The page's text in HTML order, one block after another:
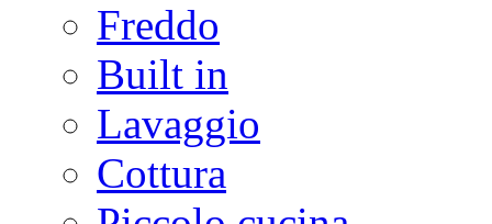
Freddo
Built in
Lavaggio
Cottura